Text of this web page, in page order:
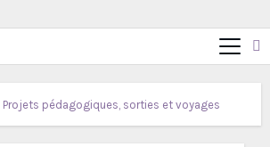
Projets pédagogiques, sorties et voyages